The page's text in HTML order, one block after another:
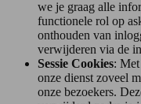
we je graag alle
functionele rol op
onthouden van
verwijderen via de
Sessie Cookies:
onze dienst zoveel
onze bezoekers.